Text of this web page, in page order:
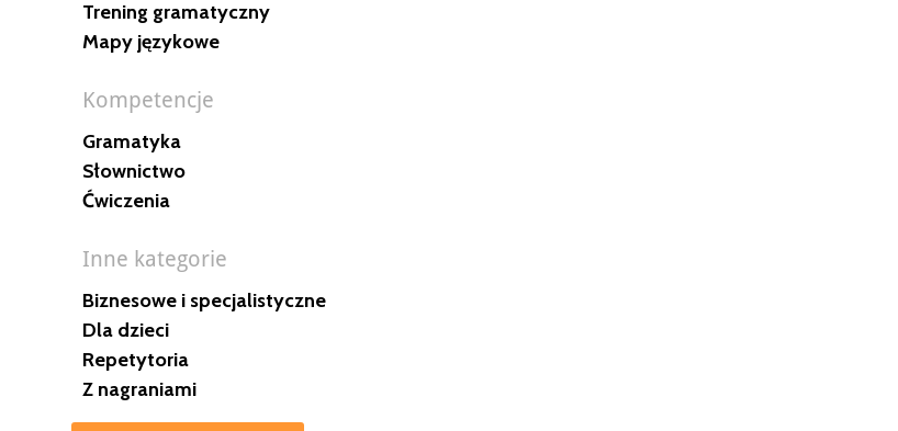
Trening gramatyczny
Mapy językowe
Kompetencje
Gramatyka
Słownictwo
Ćwiczenia
Inne kategorie
Biznesowe i specjalistyczne
Dla dzieci
Repetytoria
Z nagraniami